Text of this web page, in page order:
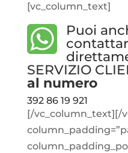
[vc_column_text]
Puoi
SERVIZIO
al numero
392 86 19 921
[/vc_column_text][/